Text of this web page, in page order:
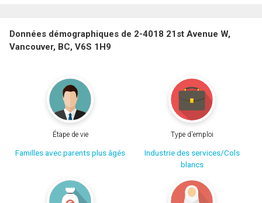
Données démographiques de 2-4018 21st Avenue W,
Vancouver, BC, V6S 1H9
Étape de vie
Familles avec parents plus âgés
Type d'emploi
Industrie des services/Cols
blancs